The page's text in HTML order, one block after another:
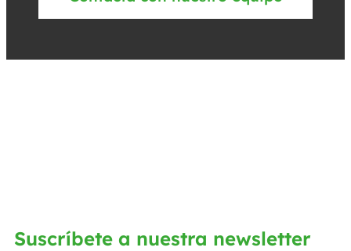
Suscríbete a nuestra newsletter